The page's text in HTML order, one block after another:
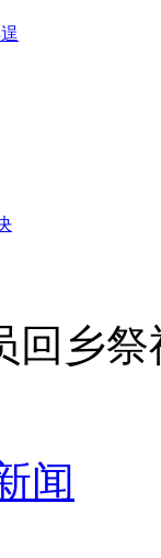
问三不知
施救
不够了
回乡
闻